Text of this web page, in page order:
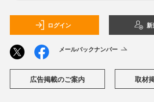
ログイン 新
メールバックナンバー
広告掲載のご案内 取材